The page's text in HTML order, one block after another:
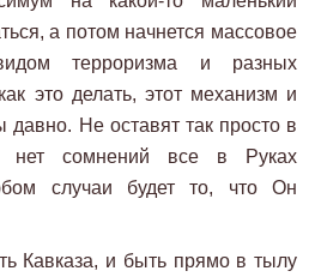
а потом начнется массовое
терроризма и разных
это делать, этот механизм и
Не оставят так просто в
нет сомнений все в Руках
случаи будет то, что Он
Кавказа, и быть прямо в тылу